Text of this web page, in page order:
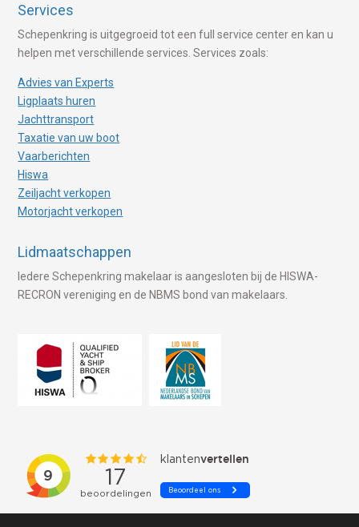
Services
Schepenkring is uitgegroeid tot een full service center en kan u
helpen met verschillende services. Services zoals:
Advies van Experts
Ligplaats huren
Jachttransport
Taxatie van uw boot
Vaarberichten
Hiswa
Zeiljacht verkopen
Motorjacht verkopen
Lidmaatschappen
Iedere Schepenkring makelaar is aangesloten bij de HISWA-
RECRON vereniging en de NBMS bond van makelaars.